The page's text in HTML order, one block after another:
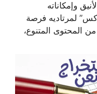
وإمكاناته
لمرتاديه فرصة
المحتوى المتنوع،